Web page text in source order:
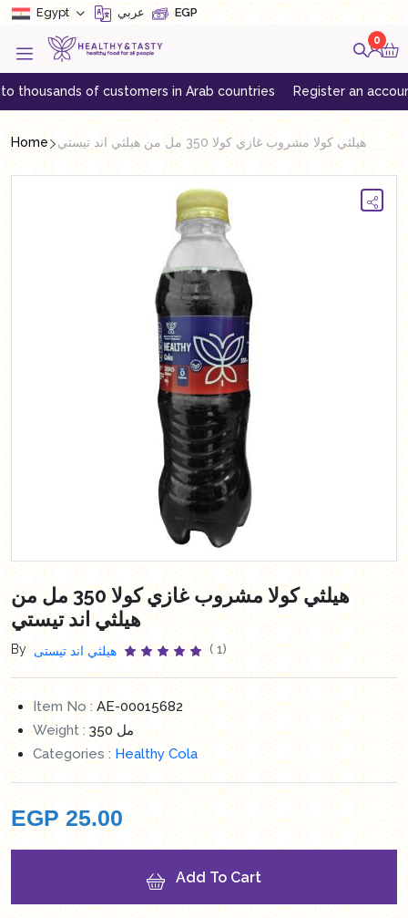
Egypt عربي EGP
0
of customers in Arab countries Register an account to
Home هيلثي كولا مشروب غازي كولا 350 مل من هيلثي اند تيستي
هيلثي كولا مشروب غازي كولا 350 مل من
هيلثي اند تيستي
By هيلثي اند تيستى ( 1)
Item No :AE-00015682
Weight :
350 مل
Categories :Healthy Cola
EGP 25.00
Add To Cart